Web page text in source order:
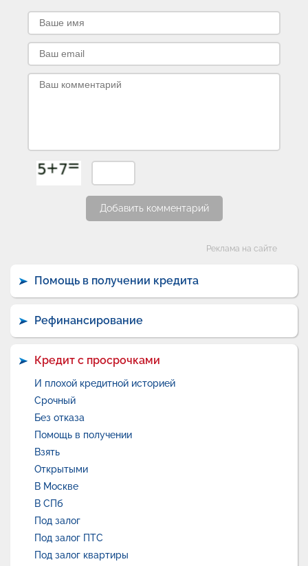
Добавить комментарий
Реклама на сайте
Помощь в получении кредита
Рефинансирование
Кредит с просрочками
И плохой кредитной историей
Срочный
Без отказа
Помощь в получении
Взять
Открытыми
В Москве
В СПб
Под залог
Под залог ПТС
Под залог квартиры